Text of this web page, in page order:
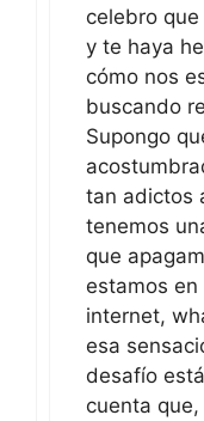
celebro
y te haya
cómo nos
buscando
Supongo
tan adictos
tenemos
que
estamos
internet,
esa
desafío
cuenta